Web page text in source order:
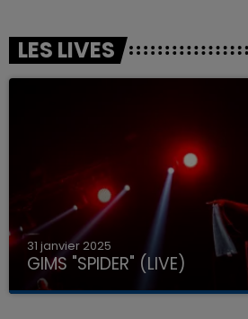
LES LIVES
31 janvier 2025
GIMS "SPIDER" (LIVE)